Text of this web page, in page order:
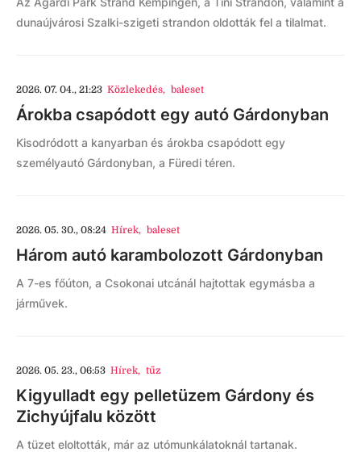
dunaújvárosi Szalki-szigeti strandon oldották fel a tilalmat.
2026. 07. 04., 21:23 Közlekedés, baleset
Árokba csapódott egy autó Gárdonyban
Kisodródott a kanyarban és árokba csapódott egy
személyautó Gárdonyban, a Füredi téren.
2026. 05. 30., 08:24 Hírek, baleset
Három autó karambolozott Gárdonyban
A 7-es főúton, a Csokonai utcánál hajtottak egymásba a
járművek.
2026. 05. 23., 06:53 Hírek, tűz
Kigyulladt egy pelletüzem Gárdony és
Zichyújfalu között
A tüzet eloltották, már az utómunkálatoknál tartanak.